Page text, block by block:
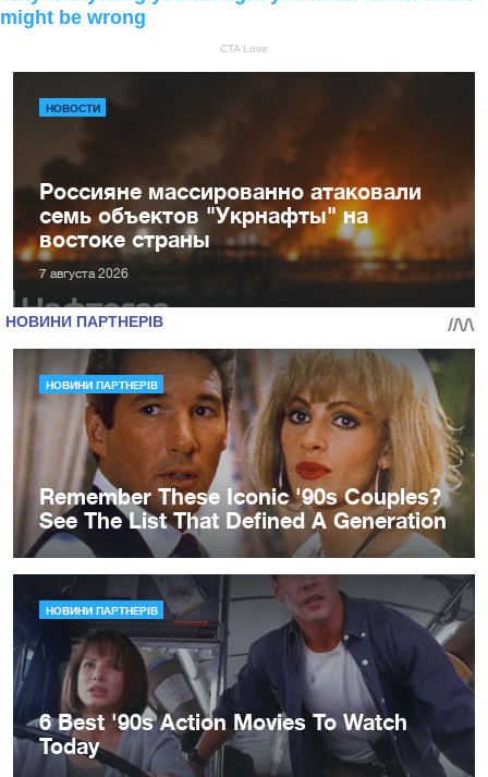
НОВОСТИ
Россияне массированно атаковали
семь объектов "Укрнафты" на
востоке страны
7 августа 2026